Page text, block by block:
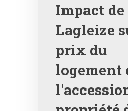
Impact
Lagleize
prix du
logement